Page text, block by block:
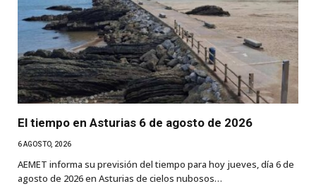
El tiempo en Asturias 6 de agosto de 2026
6 AGOSTO, 2026
AEMET informa su previsión del tiempo para hoy jueves, día 6 de
agosto de 2026 en Asturias de cielos nubosos…